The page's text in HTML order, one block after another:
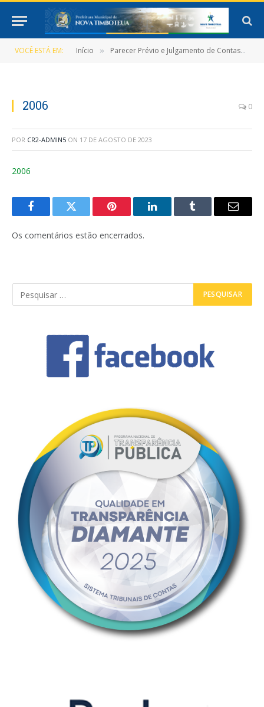
VOCÊ ESTÁ EM: Início » Parecer Prévio e Julgamento de Contas
2006 0
POR CR2-ADMIN5 ON 17 DE AGOSTO DE 2023
2006
FacebookTwitter Pinterest LinkedInTumblr
E-
Os comentários estão encerrados.